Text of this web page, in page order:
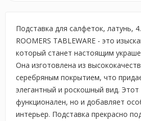
Подставка для салфеток, латунь,
ROOMERS TABLEWARE - это
который станет настоящим
Она изготовлена из
серебряным покрытием, что
элегантный и роскошный вид. Этот
функционален, но и добавляет
интерьер. Подставка прекрасно